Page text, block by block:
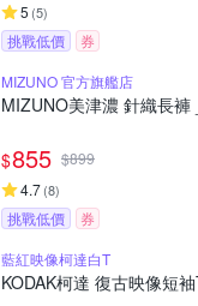
5 (5)
挑戰低價
券
MIZUNO 官方旗艦店
MIZUNO美津濃 針織長褲
$855 $899
4.7(8)
挑戰低價
券
藍紅映像柯達白T
KODAK柯達 復古映像短